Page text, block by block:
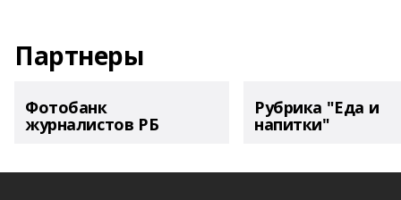
Партнеры
Фотобанк
журналистов РБ
Рубрика "Еда и
напитки"